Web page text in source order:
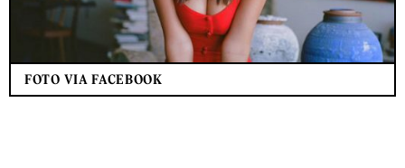
FOTO VIA FACEBOOK